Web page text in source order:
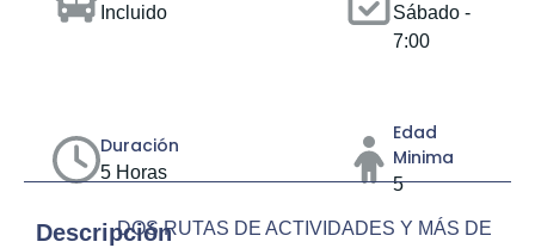
Incluido
Sábado -
7:00
Duración
5 Horas
Edad
Minima
5
DescripciónDOS RUTAS DE ACTIVIDADES Y MÁS DE